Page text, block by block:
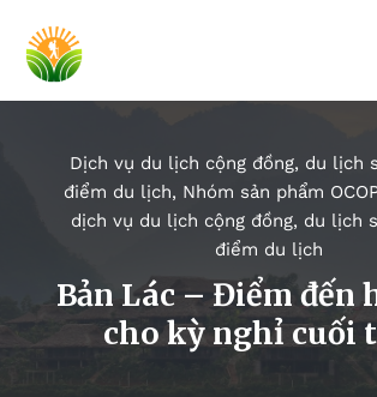
Dịch vụ du lịch cộng đồng, du lịch
điểm du lịch, Nhóm sản phẩm OCOP
dịch vụ du lịch cộng đồng, du lịch
điểm du lịch
Bản Lác – Điểm đến
cho kỳ nghỉ cuối